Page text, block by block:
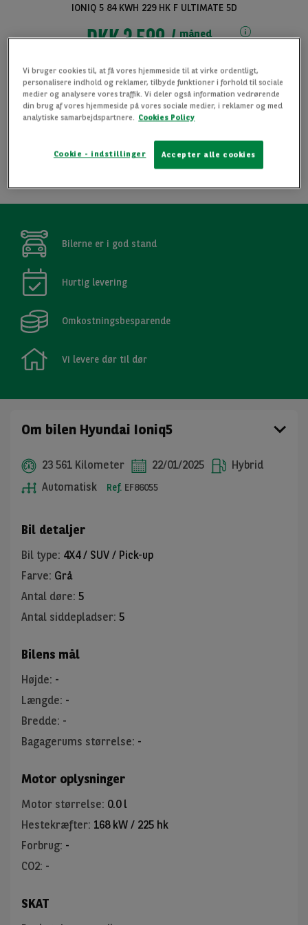
IONIQ 5 84 KWH 229 HK F ULTIMATE 5D
DKK 3 588
måned
Levering er muligt i hele Danmark
Ring for at høre mere 70 26 50 60
FORESPØRG INFORMATION
Bilerne er i god stand
Hurtig levering
Omkostningsbesparende
Vi levere dør til dør
Om bilen Hyundai Ioniq5
23 561 Kilometer 22/01/2025
Hybrid
Automatisk
Ref. EF86055
Bil detaljer
Bil type: 4X4 / SUV / Pick-up
Farve: Grå
Antal døre: 5
Antal siddepladser: 5
Bilens mål
Højde: -
Længde: -
Bredde: -
Bagagerums størrelse: -
Motor oplysninger
Motor størrelse: 0.0 l
Hestekræfter: 168 kW / 225 hk
Forbrug: -
CO2: -
SKAT
Vi bruger cookies til, at få vores hjemmeside til at virke ordentligt,
personalisere indhold og reklamer, tilbyde funktioner i forhold til sociale
medier og analysere vores traffik. Vi deler også information vedrørende
din brug af vores hjemmeside på vores sociale medier, i reklamer og med
analytiske samarbejdspartnere. Cookies Policy
Accepter alle cookies
Cookie - indstillinger